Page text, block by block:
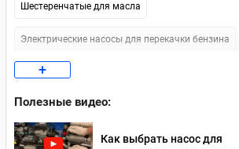
Шестеренчатые для масла
Электрические насосы для перекачки бензина
Насосы для дизеля 12В
Электрические насосы для перекачки масла
Насосы для перекачки дизельного топлива 220 В
+
Полезные видео:
Как выбрать насос для